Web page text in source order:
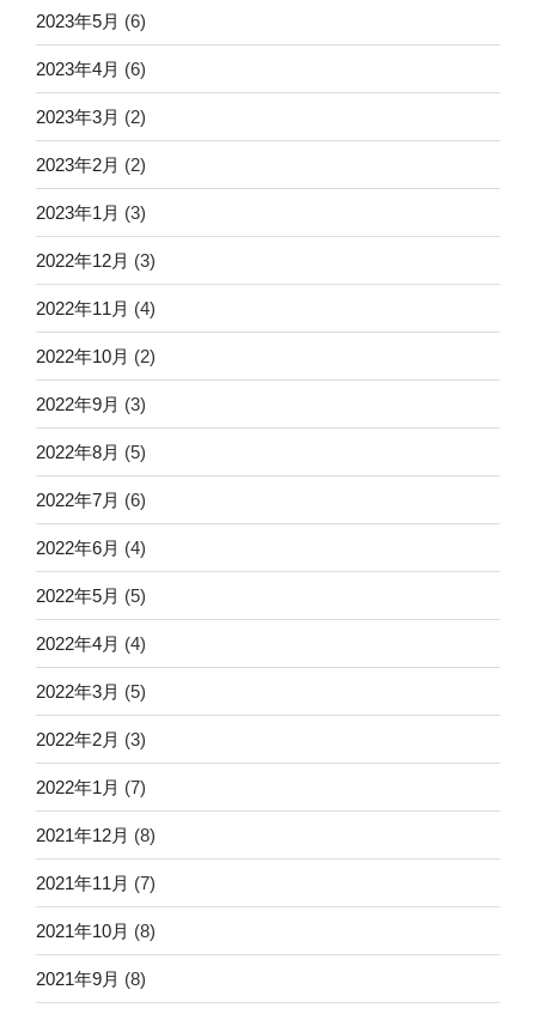
2023年5月 (6)
2023年4月 (6)
2023年3月 (2)
2023年2月 (2)
2023年1月 (3)
2022年12月 (3)
2022年11月 (4)
2022年10月 (2)
2022年9月 (3)
2022年8月 (5)
2022年7月 (6)
2022年6月 (4)
2022年5月 (5)
2022年4月 (4)
2022年3月 (5)
2022年2月 (3)
2022年1月 (7)
2021年12月 (8)
2021年11月 (7)
2021年10月 (8)
2021年9月 (8)